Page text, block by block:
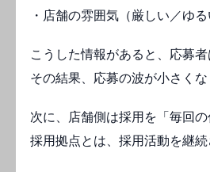
・店舗の雰囲気（厳しい／ゆ
こうした情報があると、応募
その結果、応募の波が小さくな
次に、店舗側は採用を「毎回
採用拠点とは、採用活動を継続